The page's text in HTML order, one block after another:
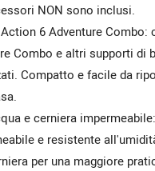
NON sono inclusi.
6 Adventure
Combo e altri supporti
Compatto e facile da
e cerniera
e resistente
per una maggiore